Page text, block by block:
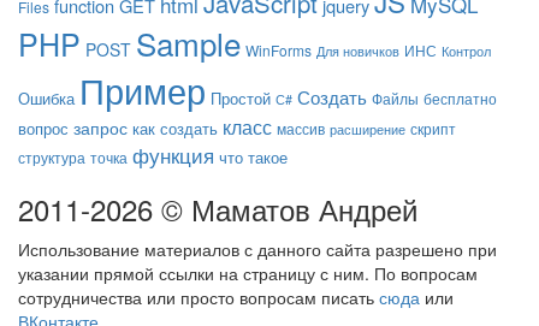
Files
PHP POST Sample WinForms Для новичков ИНС Контрол
Ошибка Пример Простой С# Создать Файлы бесплатно
вопрос запрос как создать класс массив расширение скрипт
структура точка функция что такое
2011-2026 © Маматов Андрей
Использование материалов с данного сайта разрешено при
указании прямой ссылки на страницу с ним. По вопросам
сотрудничества или просто вопросам писать сюда или
ВКонтакте